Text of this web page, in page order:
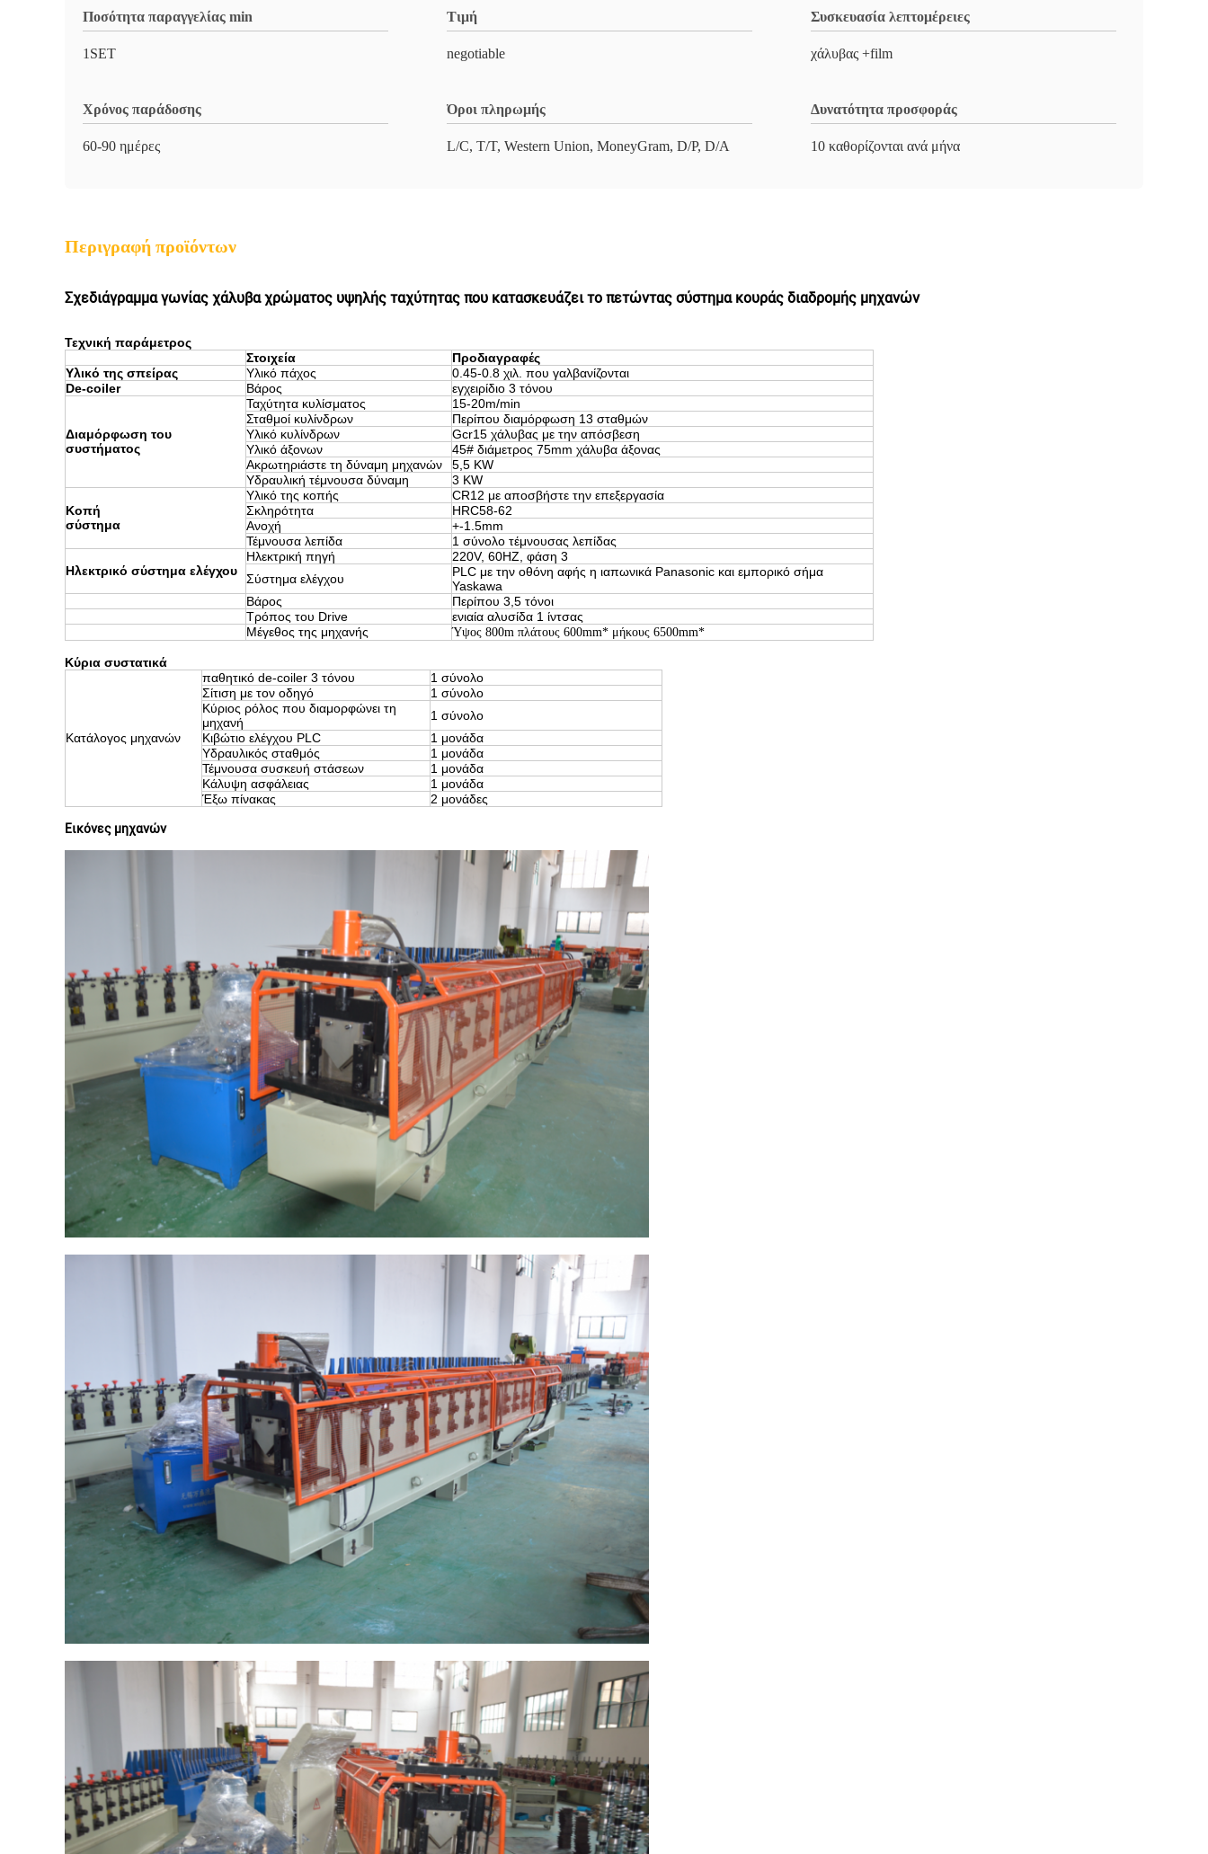
Ποσότητα παραγγελίας min
1SET
Τιμή
negotiable
Συσκευασία λεπτομέρειες
χάλυβας +film
Χρόνος παράδοσης
60-90 ημέρες
Όροι πληρωμής
L/C, T/T, Western Union, MoneyGram, D/P, D/A
Δυνατότητα προσφοράς
10 καθορίζονται ανά μήνα
Περιγραφή προϊόντων
Σχεδιάγραμμα γωνίας χάλυβα χρώματος υψηλής ταχύτητας που κατασκευάζει το πετώντας σύστημα κουράς διαδρομής μηχανών
Τεχνική παράμετρος
Στοιχεία
Προδιαγραφές
Υλικό της σπείρας
Υλικό πάχος
0.45-0.8 χιλ. που γαλβανίζονται
De-coiler
Βάρος εγχειρίδιο 3 τόνου
Διαμόρφωση του
συστήματος
Ταχύτητα κυλίσματος
15-20m/min
Σταθμοί κυλίνδρων
Περίπου διαμόρφωση 13 σταθμών
Υλικό κυλίνδρων
Gcr15 χάλυβας με την απόσβεση
Υλικό άξονων
45# διάμετρος 75mm χάλυβα άξονας
Ακρωτηριάστε τη δύναμη μηχανών
5,5 KW
Υδραυλική τέμνουσα δύναμη
3 KW
Κοπή
σύστημα
Υλικό της κοπής
CR12 με αποσβήστε την επεξεργασία
Σκληρότητα
HRC58-62
Ανοχή
+-1.5mm
Τέμνουσα λεπίδα
1 σύνολο τέμνουσας λεπίδας
Ηλεκτρικό σύστημα ελέγχου
Ηλεκτρική πηγή
220V, 60HZ, φάση 3
Σύστημα ελέγχου
PLC με την οθόνη αφής η ιαπωνικά Panasonic και εμπορικό σήμα
Yaskawa
Βάρος
Περίπου 3,5 τόνοι
Τρόπος του Drive
ενιαία αλυσίδα 1 ίντσας
Μέγεθος της μηχανής
Ύψος 800m πλάτους 600mm* μήκους 6500mm*
Κύρια συστατικά
Κατάλογος μηχανών
παθητικό de-coiler 3 τόνου
1 σύνολο
Σίτιση με τον οδηγό
1 σύνολο
Κύριος ρόλος που διαμορφώνει τη
μηχανή
1 σύνολο
Κιβώτιο ελέγχου PLC
1 μονάδα
Υδραυλικός σταθμός
1 μονάδα
Τέμνουσα συσκευή στάσεων
1 μονάδα
Κάλυψη ασφάλειας
1 μονάδα
Έξω πίνακας
2 μονάδες
Εικόνες μηχανών